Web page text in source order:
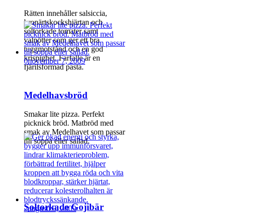
Rätten innehåller salsiccia,
kronärtskockshjärtan och
soltorkade tomater samt
valnötter som ger ett bra
tuggmotstånd och en god
krispighet. Farfalle är en
fjärilsformad pasta.
0november 7, 2009
Medelhavsbröd
Smakar lite pizza. Perfekt
picknick bröd. Matbröd med
smak av Medelhavet som passar
till soppa eller sallad.
2augusti 9, 2009
Soltorkade Gojibär